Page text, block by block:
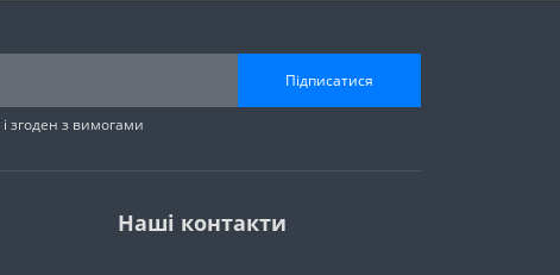
Підписатися
і згоден з вимогами
Наші контакти